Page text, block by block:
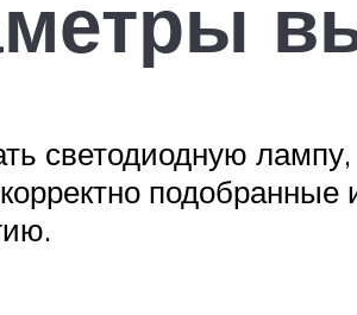
светодиодную лампу,